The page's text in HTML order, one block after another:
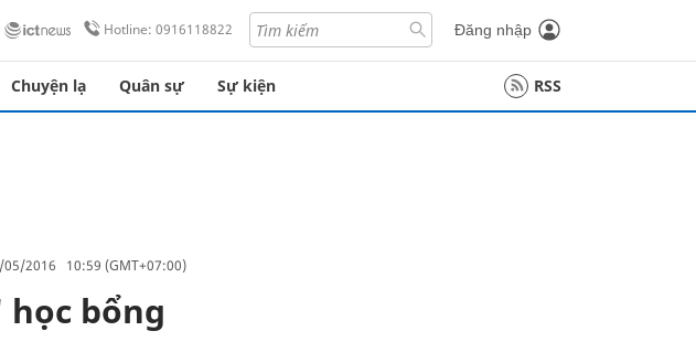
Hotline: 0916118822 Đăng nhập
Chuyện lạ Quân sự Sự kiện RSS
05/2016 10:59 (GMT+07:00)
bổng